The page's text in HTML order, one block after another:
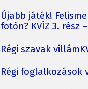
Újabb játék!
fotón? KVÍZ 3. rész
Régi szavak
Régi foglalkozások